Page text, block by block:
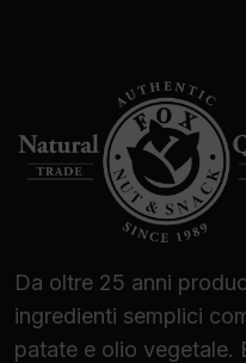
Da oltre 25 anni
ingredienti semplici
patate e olio vegetale.